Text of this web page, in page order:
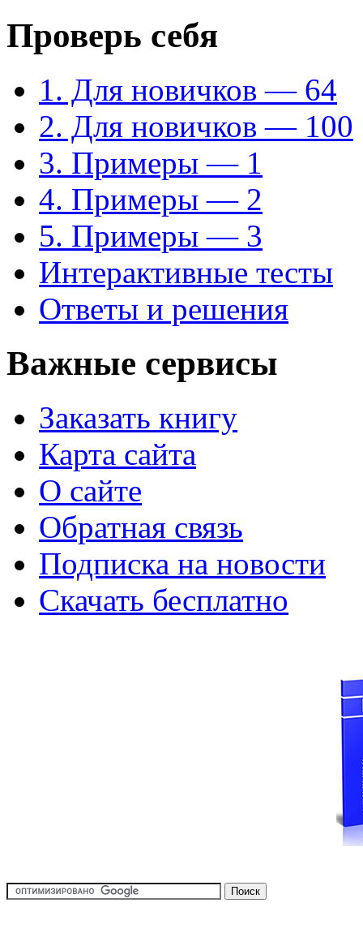
Проверь себя
1. Для новичков — 64
2. Для новичков — 100
3. Примеры — 1
4. Примеры — 2
5. Примеры — 3
Интерактивные тесты
Ответы и решения
Важные сервисы
Заказать книгу
Карта сайта
О сайте
Обратная связь
Подписка на новости
Скачать бесплатно